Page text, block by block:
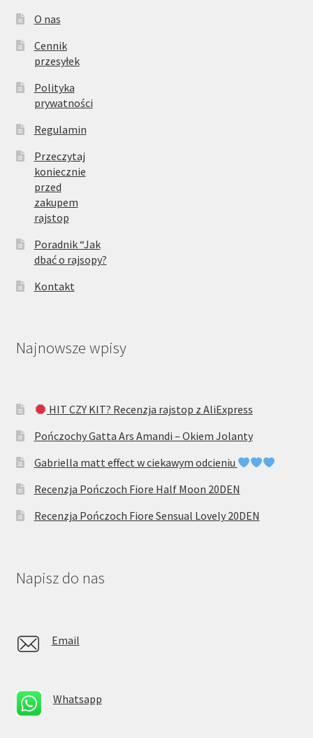
O nas
Cennik
przesyłek
Polityka
prywatności
Regulamin
Przeczytaj
koniecznie
przed
zakupem
rajstop
Poradnik “Jak
dbać o rajsopy?
Kontakt
Najnowsze wpisy
HIT CZY KIT? Recenzja rajstop z AliExpress
Pończochy Gatta Ars Amandi – Okiem Jolanty
Gabriella matt effect w ciekawym odcieniu
Recenzja Pończoch Fiore Half Moon 20DEN
Recenzja Pończoch Fiore Sensual Lovely 20DEN
Napisz do nas
Email
Whatsapp